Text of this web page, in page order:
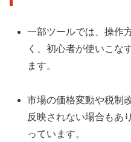
一部ツールでは、操作
く、初心者が使いこな
ます。
市場の価格変動や税制
反映されない場合もあ
っています。